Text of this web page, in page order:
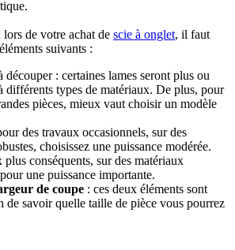
de votre achat de scie à onglet, il faut
suivants :
découper : certaines lames seront plus ou
différents types de matériaux. De plus, pour
pièces, mieux vaut choisir un modèle
des travaux occasionnels, sur des
choisissez une puissance modérée.
plus conséquents, sur des matériaux
une puissance importante.
de coupe : ces deux éléments sont
de savoir quelle taille de pièce vous pourrez